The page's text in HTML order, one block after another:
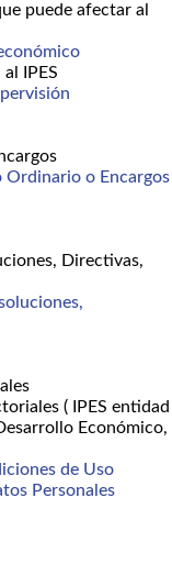
puede afectar al
IPES
Ordinario o Encargos
Directivas,
( IPES entidad
Económico,
de Uso
Personales